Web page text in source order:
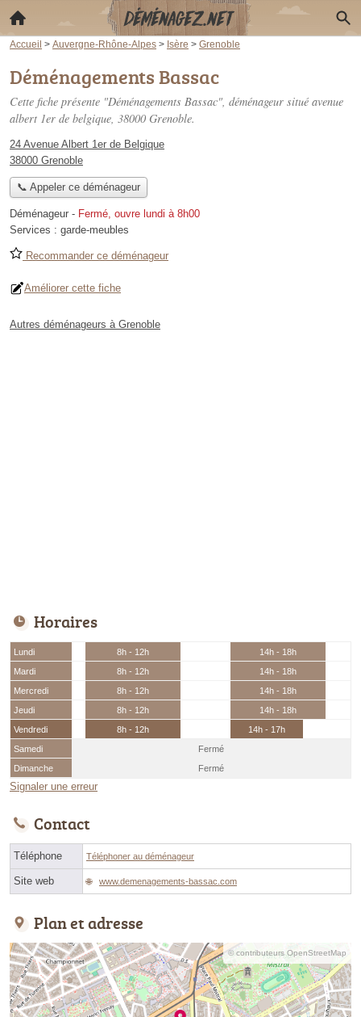
Accueil > Auvergne-Rhône-Alpes > Isère > Grenoble
Déménagements Bassac
Cette fiche présente "Déménagements Bassac", déménageur situé avenue
albert 1er de belgique, 38000 Grenoble.
24 Avenue Albert 1er de Belgique
38000 Grenoble
📞 Appeler ce déménageur
Déménageur - Fermé, ouvre lundi à 8h00
Services : garde-meubles
Recommander ce déménageur
Améliorer cette fiche
Autres déménageurs à Grenoble
Horaires
Lundi 8h - 12h
14h - 18h
Mardi
8h - 12h
14h - 18h
Mercredi
8h - 12h
14h - 18h
Jeudi
8h - 12h
14h - 18h
Vendredi
8h - 12h
14h - 17h
Samedi
Fermé
Dimanche
Fermé
Signaler une erreur
Contact
Téléphone Téléphoner au déménageur
Site web www.demenagements-bassac.com
Plan et adresse
© contributeurs OpenStreetMap